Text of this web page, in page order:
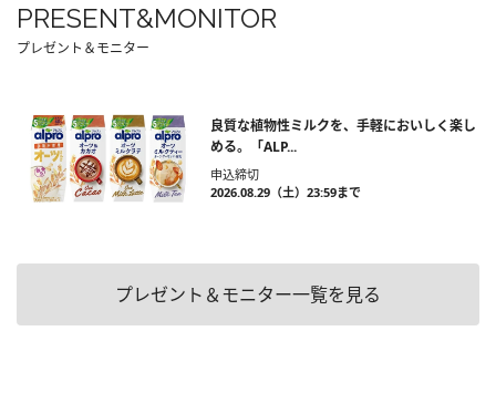
PRESENT&MONITOR
プレゼント＆モニター
良質な植物性ミルクを、手軽においしく楽し
める。「ALP...
申込締切
2026.08.29（土）23:59まで
プレゼント＆モニター一覧を見る